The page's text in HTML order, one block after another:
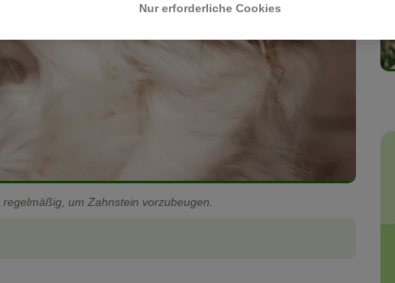
um Zahnstein vorzubeugen.
Nur erforderliche Cookies